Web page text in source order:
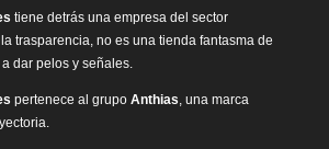
tiene detrás una empresa del sector
trasparencia, no es una tienda fantasma de
dar pelos y señales.
pertenece al grupo Anthias , una marca